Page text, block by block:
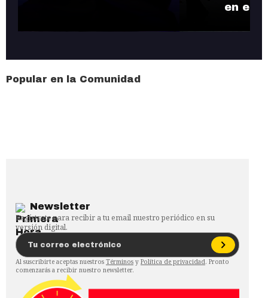
en el
Popular en la Comunidad
Newsletter
Regístrate para recibir a tu email nuestro periódico en su
versión digital.
Al suscribirte aceptas nuestros Términos y Política de privacidad. Pronto
comenzarás a recibir nuestro newsletter.